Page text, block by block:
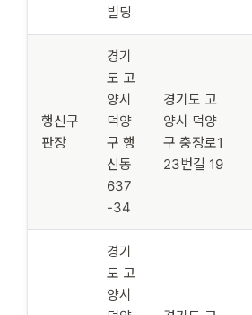
빌딩
행신구
판장
경기
도 고
양시
덕양
구 행
신동
637
-34
경기도 고
양시 덕양
구 충장로1
23번길 19
경기
도 고
양시